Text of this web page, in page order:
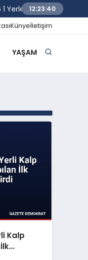
Sonuçlarına
12:23:41
Künyeİletişim
YAŞAM
Kalp